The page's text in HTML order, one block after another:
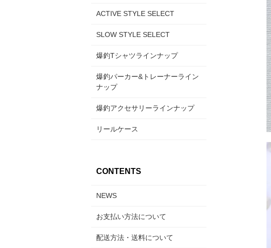
ACTIVE STYLE SELECT
SLOW STYLE SELECT
爆釣Tシャツラインナップ
爆釣パーカー&トレーナーライン
ナップ
爆釣アクセサリーラインナップ
リールケース
CONTENTS
NEWS
お支払い方法について
配送方法・送料について